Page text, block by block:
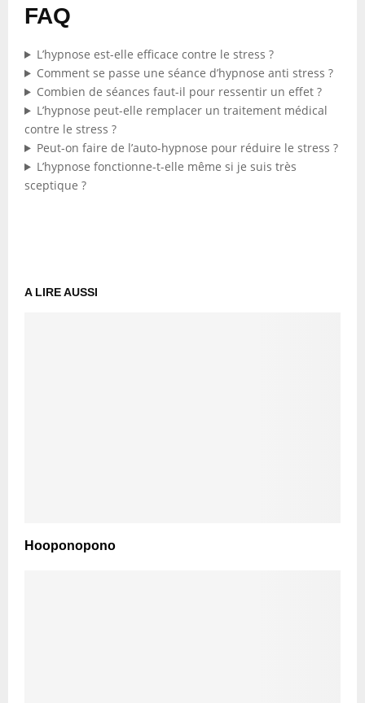
FAQ
L’hypnose est-elle efficace contre le stress ?
Comment se passe une séance d’hypnose anti stress ?
Combien de séances faut-il pour ressentir un effet ?
L’hypnose peut-elle remplacer un traitement médical
contre le stress ?
Peut-on faire de l’auto-hypnose pour réduire le stress ?
L’hypnose fonctionne-t-elle même si je suis très
sceptique ?
A LIRE AUSSI
Hooponopono